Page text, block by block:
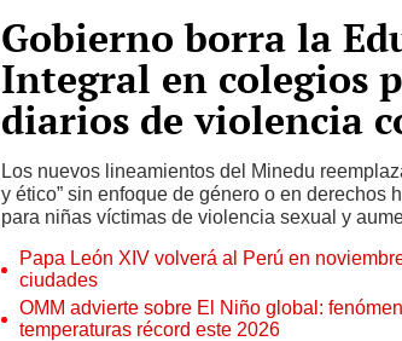
Gobierno borra la
Integral en colegios
diarios de violencia
Los nuevos lineamientos del Minedu
y ético” sin enfoque de género o en
para niñas víctimas de violencia sexual y
Papa León XIV volverá al Perú en
ciudades
OMM advierte sobre El Niño global:
temperaturas récord este 2026